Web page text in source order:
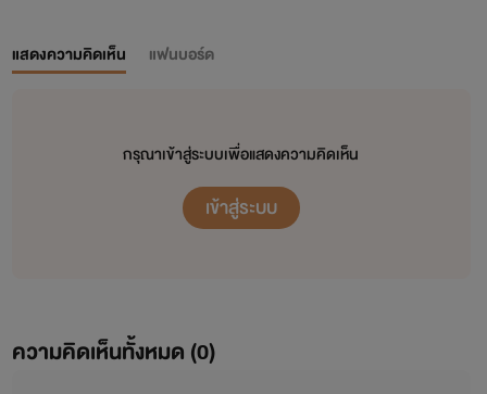
แสดงความคิดเห็น แฟนบอร์ด
กรุณาเข้าสู่ระบบเพื่อแสดงความคิดเห็น
เข้าสู่ระบบ
ความคิดเห็นทั้งหมด (0)